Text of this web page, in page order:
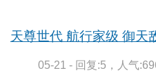
天尊世代 航行家级 御天
05-21 - 回复:5，人气